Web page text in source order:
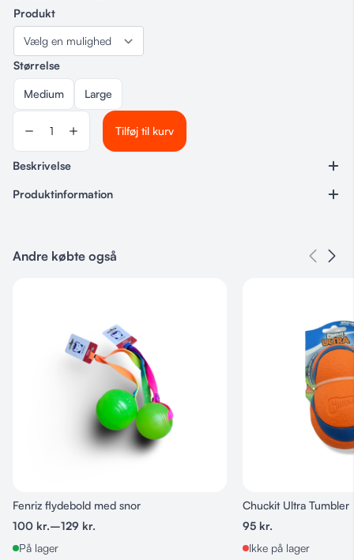
Produkt
Størrelse
Medium Large
Tilføj til kurv
Beskrivelse
Vejrbestandig og nem at rengøre
Produktinformation
Kategorier
Large, Medium
Andre købte også
Fenriz flydebold med snor
100 kr.–129 kr.
På lager
Chuckit Ultra Tumbler
95kr.
Ikke på lager